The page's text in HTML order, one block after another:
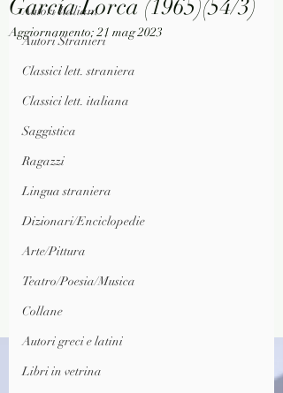
Autori Italiani
Autori Stranieri
Classici lett. straniera
Classici lett. italiana
Saggistica
Ragazzi
Lingua straniera
Dizionari/Enciclopedie
Arte/Pittura
Teatro/Poesia/Musica
Collane
Autori greci e latini
Libri in vetrina
García Lorca (1965)(54/3)
Aggiornamento:21 mag 2023